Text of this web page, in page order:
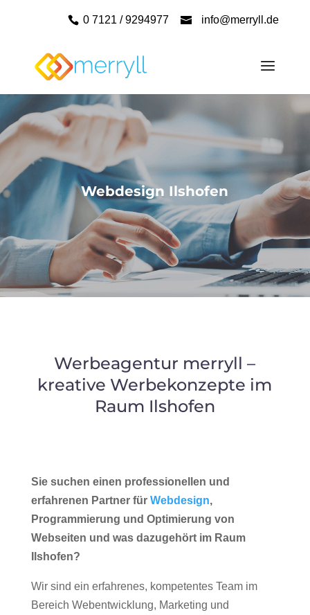
0 7121 / 9294977 info@merryll.de
Webdesign Ilshofen
Werbeagentur merryll –
kreative Werbekonzepte im
Raum Ilshofen
Sie suchen einen professionellen und
erfahrenen Partner für Webdesign,
Programmierung und Optimierung von
Webseiten und was dazugehört im Raum
Ilshofen?
Wir sind ein erfahrenes, kompetentes Team im
Bereich Webentwicklung, Marketing und